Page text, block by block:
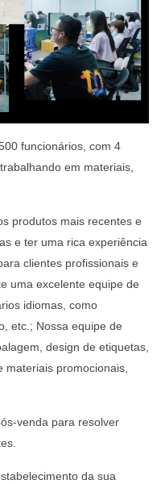
funcionários, com 4
em materiais,
produtos mais recentes e
e ter uma rica experiência
clientes profissionais e
uma excelente equipe de
idiomas, como
etc.; Nossa equipe de
design de etiquetas,
promocionais,
venda para resolver
da sua